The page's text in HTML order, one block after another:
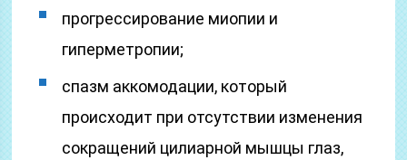
прогрессирование миопии и
гиперметропии;
спазм аккомодации, который
происходит при отсутствии изменения
сокращений цилиарной мышцы глаз,